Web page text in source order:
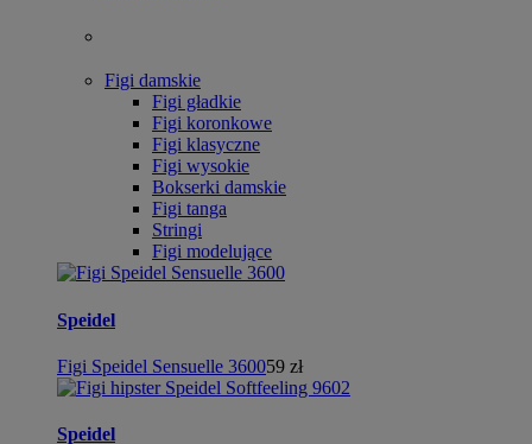
Figi damskie
Figi gładkie
Figi koronkowe
Figi klasyczne
Figi wysokie
Bokserki damskie
Figi tanga
Stringi
Figi modelujące
Speidel
Figi Speidel Sensuelle 360059 zł
Speidel